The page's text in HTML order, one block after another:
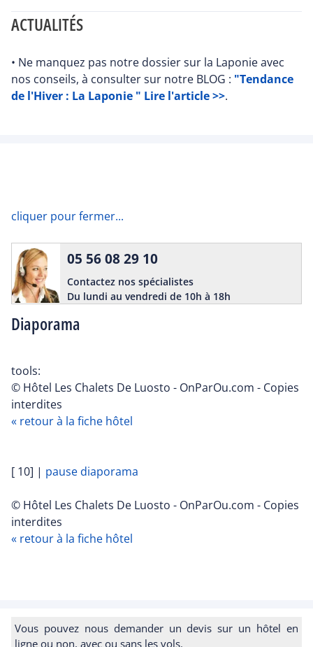
ACTUALITÉS
• Ne manquez pas notre dossier sur la Laponie avec
nos conseils, à consulter sur notre BLOG : "Tendance
de l'Hiver : La Laponie " Lire l'article >>.
cliquer pour fermer...
Diaporama
05 56 08 29 10
Contactez nos spécialistes
Du lundi au vendredi de 10h à 18h
tools:
© Hôtel Les Chalets De Luosto - OnParOu.com - Copies
interdites
« retour à la fiche hôtel
[ 10] | pause diaporama
© Hôtel Les Chalets De Luosto - OnParOu.com - Copies
interdites
« retour à la fiche hôtel
Vous pouvez nous demander un devis sur un hôtel en
ligne ou non, avec ou sans les vols.